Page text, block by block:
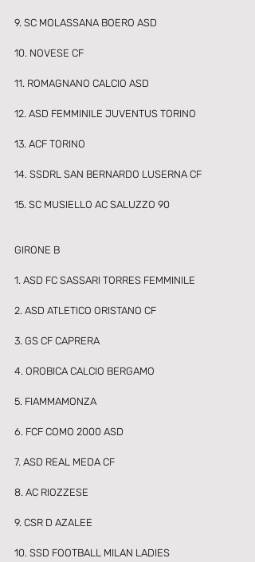
9. SC MOLASSANA BOERO ASD
10. NOVESE CF
11. ROMAGNANO CALCIO ASD
12. ASD FEMMINILE JUVENTUS TORINO
13. ACF TORINO
14. SSDRL SAN BERNARDO LUSERNA CF
15. SC MUSIELLO AC SALUZZO 90
GIRONE B
1. ASD FC SASSARI TORRES FEMMINILE
2. ASD ATLETICO ORISTANO CF
3. GS CF CAPRERA
4. OROBICA CALCIO BERGAMO
5. FIAMMAMONZA
6. FCF COMO 2000 ASD
7. ASD REAL MEDA CF
8. AC RIOZZESE
9. CSR D AZALEE
10. SSD FOOTBALL MILAN LADIES